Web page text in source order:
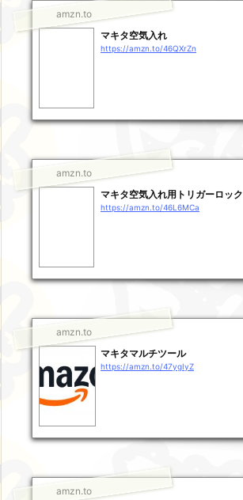
amzn.to
マキタ空気入れ
https://amzn.to/46QXrZn
amzn.to
マキタ空気入れ用トリガーロック
https://amzn.to/46L6MCa
amzn.to
マキタマルチツール
https://amzn.to/47ygIyZ
amzn.to